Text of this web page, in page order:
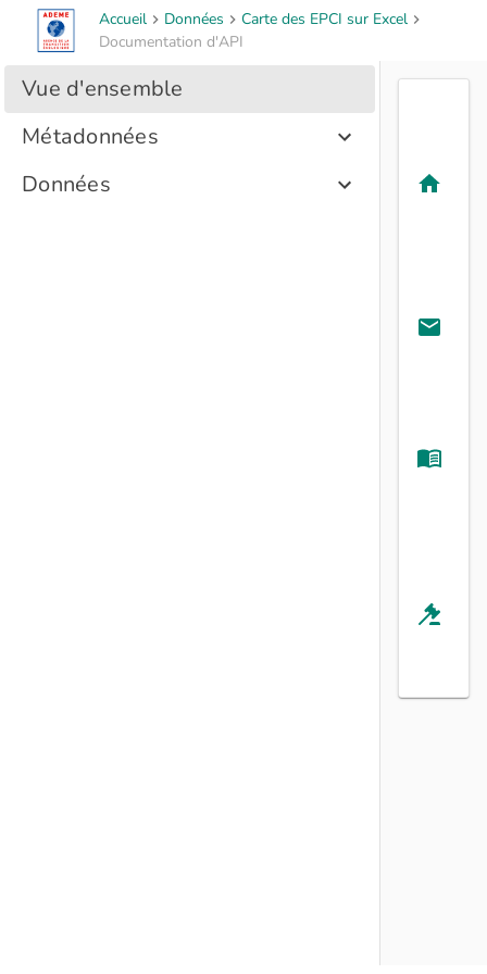
Accueil Données
Carte des EPCI sur Excel
Documentation d'API